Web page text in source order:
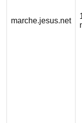
marche.jesus.net